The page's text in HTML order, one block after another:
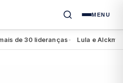
MENU
de 30 lideranças● Lula e Alckmin